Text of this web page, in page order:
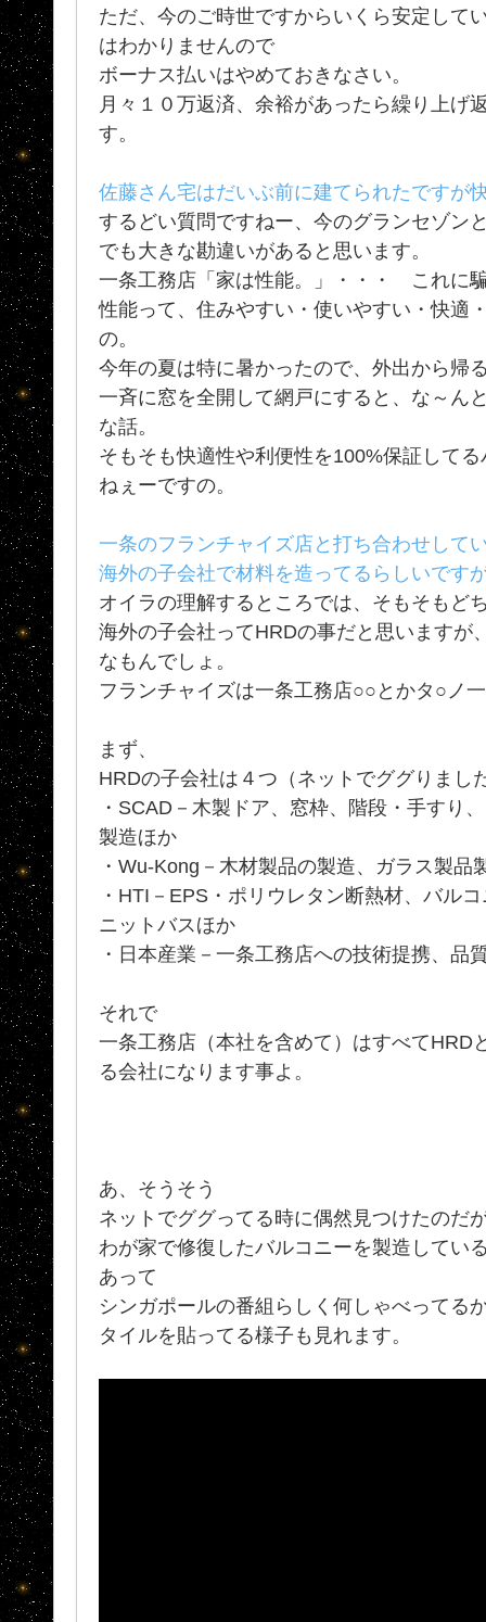
ただ、今のご時世ですからいくら安定して
はわかりませんので
ボーナス払いはやめておきなさい。
月々１０万返済、余裕があったら繰り上げ
す。
佐藤さん宅はだいぶ前に建てられたですが
するどい質問ですねー、今のグランセゾン
でも大きな勘違いがあると思います。
一条工務店「家は性能。」・・・ これに
性能って、住みやすい・使いやすい・快適
の。
今年の夏は特に暑かったので、外出から帰
一斉に窓を全開して網戸にすると、な～
な話。
そもそも快適性や利便性を100%保証して
ねぇーですの。
一条のフランチャイズ店と打ち合わせして
海外の子会社で材料を造ってるらしいです
オイラの理解するところでは、そもそもど
海外の子会社ってHRDの事だと思いますが
なもんでしょ。
フランチャイズは一条工務店○○とかタ○ノ
まず、
HRDの子会社は４つ（ネットでググりま
・SCAD－木製ドア、窓枠、階段・手すり
製造ほか
・Wu-Kong－木材製品の製造、ガラス製品
・HTI－EPS・ポリウレタン断熱材、バル
ニットバスほか
・日本産業－一条工務店への技術提携、品
それで
一条工務店（本社を含めて）はすべてHRD
る会社になります事よ。
あ、そうそう
ネットでググってる時に偶然見つけたのだ
わが家で修復したバルコニーを製造してい
あって
シンガポールの番組らしく何しゃべってる
タイルを貼ってる様子も見れます。